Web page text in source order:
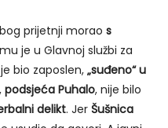
prijetnji morao s
je u Glavnoj službi za
bio zaposlen, „suđeno“ u
podsjeća Puhalo, nije bilo
delikt. Jer Šušnica